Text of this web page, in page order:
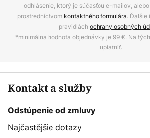
odhlásenie, ktorý je súčasťou e-mailov,
prostredníctvom kontaktného formulára. Ďalšie
pravidlách ochrany osobných
*minimálna hodnota objednávky je 99 €. Na
uplatniť.
Kontakt a služby
Odstúpenie od zmluvy
Najčastějšie dotazy